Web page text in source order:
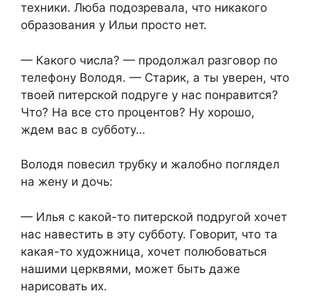
техники. Люба подозревала, что никакого
образования у Ильи просто нет.
— Какого числа? — продолжал разговор по
телефону Володя. — Старик, а ты уверен, что
твоей питерской подруге у нас понравится?
Что? На все сто процентов? Ну хорошо,
ждем вас в субботу…
Володя повесил трубку и жалобно поглядел
на жену и дочь:
— Илья с какой-то питерской подругой хочет
нас навестить в эту субботу. Говорит, что та
какая-то художница, хочет полюбоваться
нашими церквями, может быть даже
нарисовать их.